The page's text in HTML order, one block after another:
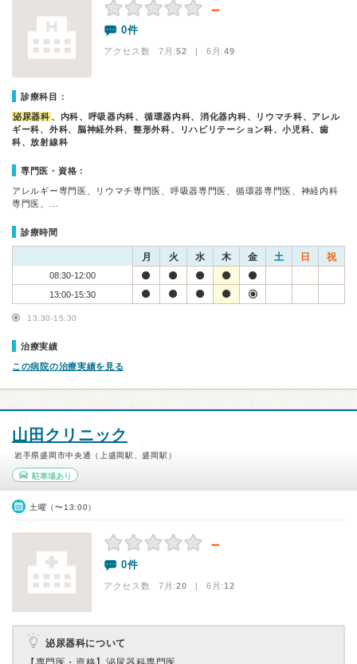
－
0件
アクセス数 7月:52 | 6月:49
診療科目：
泌尿器科 、内科、呼吸器内科、循環器内科、消化器内科、リウマチ科、アレル
ギー科、外科、脳神経外科、整形外科、リハビリテーション科、小児科、歯
科、放射線科
専門医・資格：
アレルギー専門医、リウマチ専門医、呼吸器専門医、循環器専門医、神経内科
専門医、…
診療時間
月 火 水 木 金 土 日 祝
08:30-12:00
13:00-15:30
13:30-15:30
治療実績
この病院の治療実績を見る
山田クリニック
岩手県盛岡市中央通（上盛岡駅、盛岡駅）
駐車場あり
土曜（〜13:00）
－
0件
アクセス数 7月:20 | 6月:12
泌尿器科について